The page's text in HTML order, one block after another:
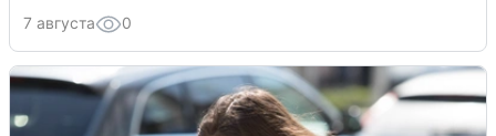
7 августа 0